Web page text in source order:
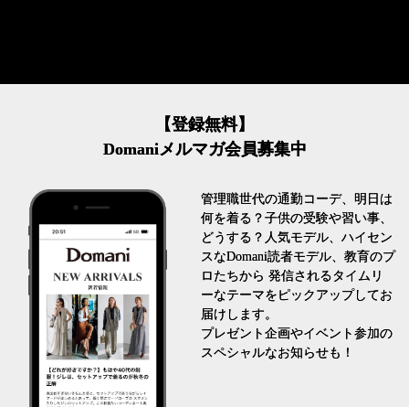
【登録無料】
Domaniメルマガ会員募集中
管理職世代の通勤コーデ、明日は
何を着る？子供の受験や習い事、
どうする？人気モデル、ハイセン
スなDomani読者モデル、教育のプ
ロたちから 発信されるタイムリ
ーなテーマをピックアップしてお
届けします。
プレゼント企画やイベント参加の
スペシャルなお知らせも！